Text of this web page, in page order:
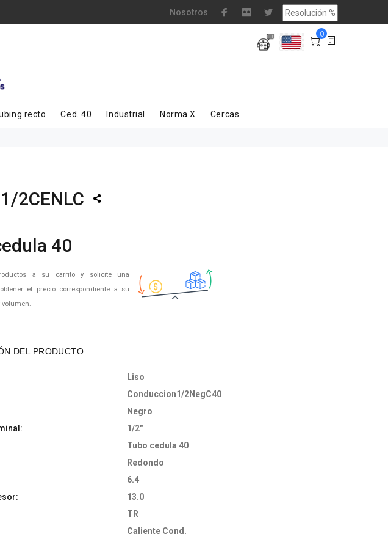
Nosotros
0
recto Ced. 40 Industrial Norma X Cercas
2CENLC
40
a su carrito y solicite una
el precio correspondiente a su
volumen.
DEL PRODUCTO
Liso
Conduccion1/2NegC40
Negro
1/2"
Tubo cedula 40
Redondo
6.4
13.0
TR
Caliente Cond.